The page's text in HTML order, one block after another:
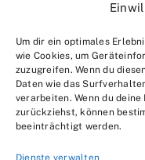
Um dir ein optimales
wie Cookies, um
zuzugreifen. Wenn du
Daten wie das
verarbeiten. Wenn du
zurückziehst, können
beeinträchtigt werden.
Dienste verwalten